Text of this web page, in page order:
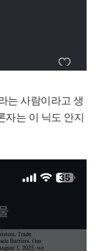
는 사람이라고 생
자는 이 닉도 안지